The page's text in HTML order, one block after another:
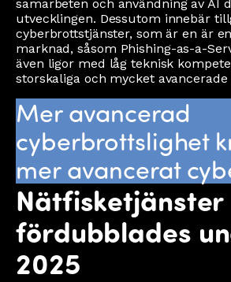
samarbeten och användning av AI
utvecklingen. Dessutom innebär
cyberbrottstjänster, som är en är
marknad, såsom Phishing-as-a-
även ligor med låg teknisk
storskaliga och mycket
Mer avancerad
cyberbrottslighet
mer avancerat
Nätfisketjänster
fördubblades
2025